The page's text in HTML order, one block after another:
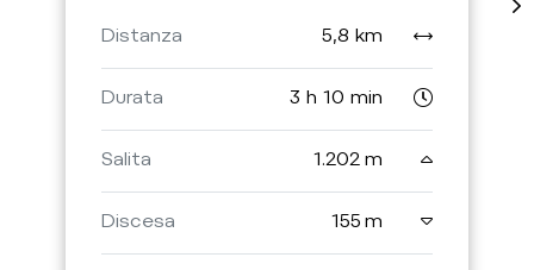
Distanza 5,8 km
Durata 3 h 10 min
Salita 1.202 m
Discesa 155 m